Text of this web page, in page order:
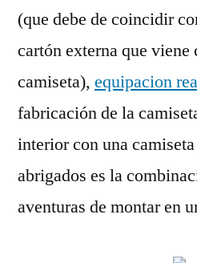
(que debe de coincidir
cartón externa que viene
camiseta), equipacion
fabricación de la
interior con una
abrigados es la
aventuras de montar en